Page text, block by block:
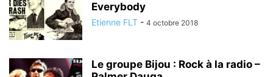
Everybody
Etienne FLT - 4 octobre 2018
Le groupe Bijou : Rock à la radio –